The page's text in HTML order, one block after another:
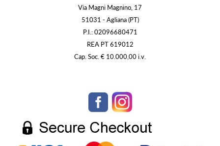
Via Magni Magnino, 17
51031 - Agliana (PT)
P.I.: 02096680471
REA PT 619012
Cap. Soc. € 10.000,00 i.v.